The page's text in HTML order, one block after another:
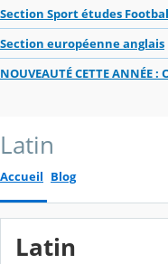
Section Sport études
Section européenne anglais
NOUVEAUTÉ CETTE ANNÉE :
Latin
Accueil Blog
Latin